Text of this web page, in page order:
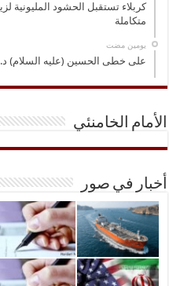
كربلاء تستقبل الحشود المليونية
متكاملة
‏يومين مضت
على خطى الحسين (عليه السلام)
الأمام الخامنئي
أخبار في صور